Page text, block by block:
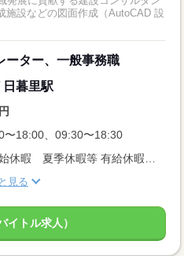
施設などの図面作成（AutoCAD 設
ーター、一般事務職
日暮里駅
〜18:00、09:30〜18:30
年間休日数125日 年末年始休暇 夏季休暇等 有給休暇（6ヶ月経過後の年次有給休暇日数 10 日）
見る
イトル求人）